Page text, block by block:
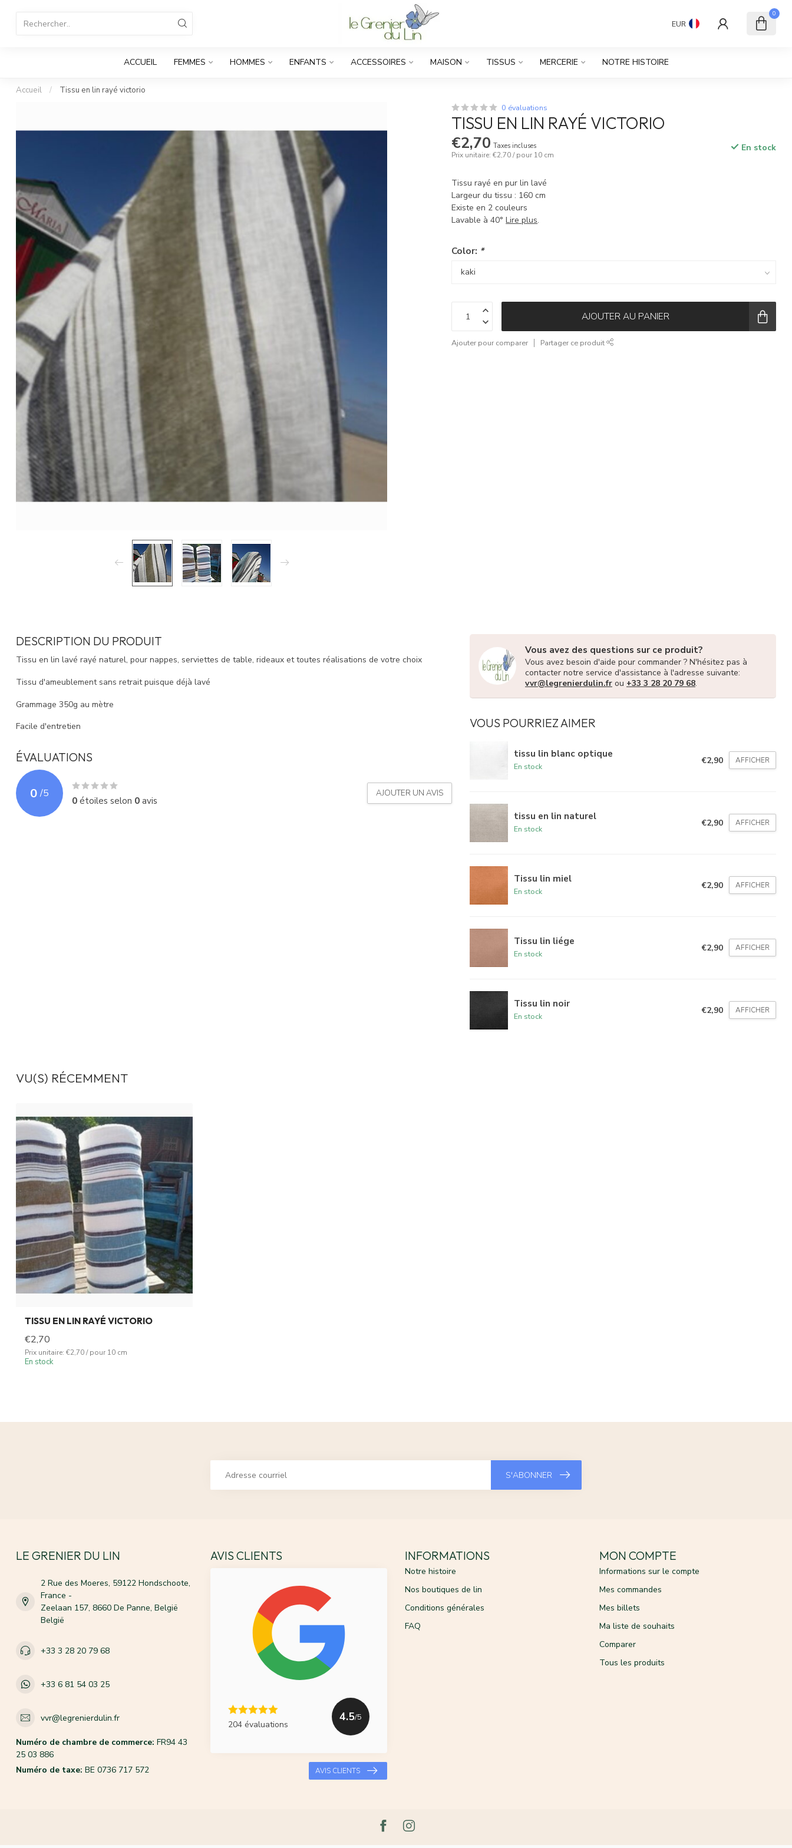
EUR
0
ACCUEIL FEMMES HOMMES ENFANTS ACCESSOIRES MAISON TISSUS MERCERIE NOTRE HISTOIRE
Accueil / Tissu en lin rayé victorio
0 évaluations
TISSU EN LIN RAYÉ VICTORIO
€2,70 Taxes incluses
Prix unitaire: €2,70 / pour 10 cm
En stock
Tissu rayé en pur lin lavé
Largeur du tissu : 160 cm
Existe en 2 couleurs
Lavable à 40°Lire plus.
Color: *
AJOUTER AU PANIER
Ajouter pour comparer Partager ce produit
DESCRIPTION DU PRODUIT
Tissu en lin lavé rayé naturel, pour nappes, serviettes de table, rideaux et toutes réalisations de votre choix
Tissu d'ameublement sans retrait puisque déjà lavé
Grammage 350g au mètre
Facile d'entretien
ÉVALUATIONS
0 /5
0étoiles selon 0avis
AJOUTER UN AVIS
Vous avez des questions sur ce produit?
Vous avez besoin d'aide pour commander ? N'hésitez pas à
contacter notre service d'assistance à l'adresse suivante:
vvr@legrenierdulin.fr ou +33 3 28 20 79 68.
VOUS POURRIEZ AIMER
tissu lin blanc optique
En stock
€2,90 AFFICHER
tissu en lin naturel
En stock
€2,90 AFFICHER
Tissu lin miel
En stock
€2,90 AFFICHER
Tissu lin liége
En stock
€2,90 AFFICHER
Tissu lin noir
En stock
€2,90 AFFICHER
VU(S) RÉCEMMENT
TISSU EN LIN RAYÉ VICTORIO
€2,70
Prix unitaire: €2,70 / pour 10 cm
En stock
S'ABONNER
LE GRENIER DU LIN
2 Rue des Moeres, 59122 Hondschoote,
France -
Zeelaan 157, 8660 De Panne, België
België
+33 3 28 20 79 68
+33 6 81 54 03 25
vvr@legrenierdulin.fr
Numéro de chambre de commerce: FR94 43
25 03 886
Numéro de taxe: BE 0736 717 572
AVIS CLIENTS
204 évaluations
4.5/5
AVIS CLIENTS
INFORMATIONS
Notre histoire
Nos boutiques de lin
Conditions générales
FAQ
MON COMPTE
Informations sur le compte
Mes commandes
Mes billets
Ma liste de souhaits
Comparer
Tous les produits